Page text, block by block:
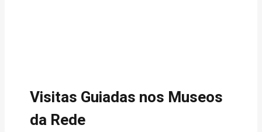
Visitas Guiadas nos Museos
da Rede